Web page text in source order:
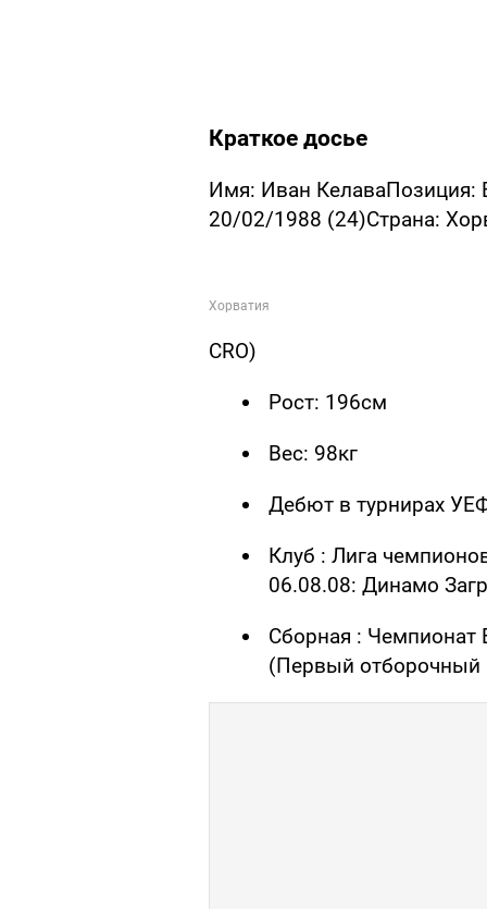
Краткое досье
Имя: Иван КелаваПозиция:
20/02/1988 (24)Страна:
CRO)
Рост: 196см
Вес: 98кг
Дебют в турнирах
Клуб : Лига
06.08.08: Динамо
Сборная :
(Первый отборочный